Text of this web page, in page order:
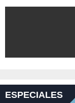
ESPECIALES